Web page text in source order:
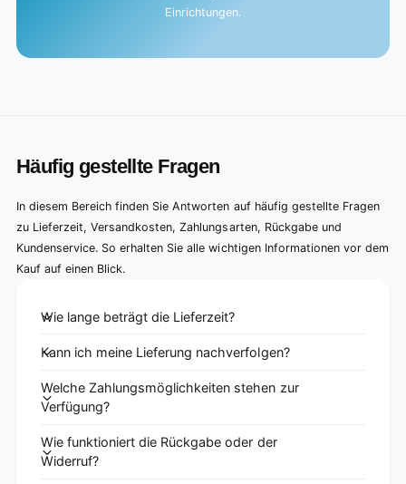
Einrichtungen.
Häufig gestellte Fragen
In diesem Bereich finden Sie Antworten auf häufig gestellte Fragen
zu Lieferzeit, Versandkosten, Zahlungsarten, Rückgabe und
Kundenservice. So erhalten Sie alle wichtigen Informationen vor dem
Kauf auf einen Blick.
Wie lange beträgt die Lieferzeit?
Kann ich meine Lieferung nachverfolgen?
Welche Zahlungsmöglichkeiten stehen zur
Verfügung?
Wie funktioniert die Rückgabe oder der
Widerruf?